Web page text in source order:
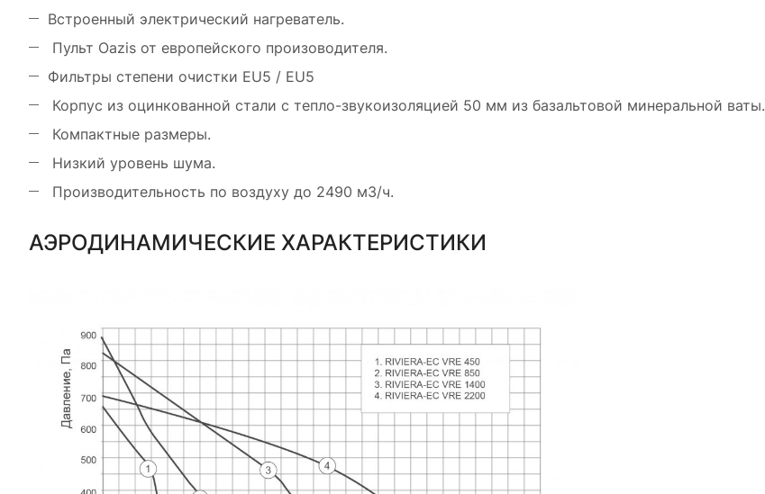
Встроенный электрический нагреватель.
Пульт Oazis от европейского произоводителя.
Фильтры степени очистки EU5 / EU5
Корпус из оцинкованной стали с тепло-звукоизоляцией 50 мм из базальтовой минеральной ваты.
Компактные размеры.
Низкий уровень шума.
Производительность по воздуху до 2490 м3/ч.
АЭРОДИНАМИЧЕСКИЕ ХАРАКТЕРИСТИКИ